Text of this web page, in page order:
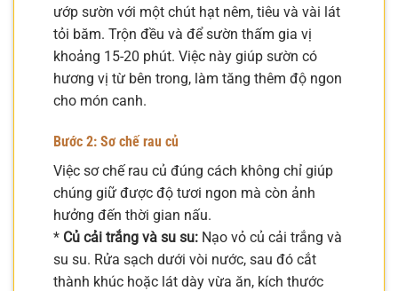
ướp sườn với một chút hạt nêm, tiêu và vài lát
tỏi băm. Trộn đều và để sườn thấm gia vị
khoảng 15-20 phút. Việc này giúp sườn có
hương vị từ bên trong, làm tăng thêm độ ngon
cho món canh.
Bước 2: Sơ chế rau củ
Việc sơ chế rau củ đúng cách không chỉ giúp
chúng giữ được độ tươi ngon mà còn ảnh
hưởng đến thời gian nấu.
* Củ cải trắng và su su: Nạo vỏ củ cải trắng và
su su. Rửa sạch dưới vòi nước, sau đó cắt
thành khúc hoặc lát dày vừa ăn, kích thước